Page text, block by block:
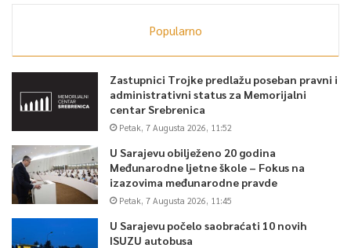
Popularno
Zastupnici Trojke predlažu poseban pravni i
administrativni status za Memorijalni
centar Srebrenica
Petak, 7 Augusta 2026, 11:52
U Sarajevu obilježeno 20 godina
Međunarodne ljetne škole – Fokus na
izazovima međunarodne pravde
Petak, 7 Augusta 2026, 11:45
U Sarajevu počelo saobraćati 10 novih
ISUZU autobusa